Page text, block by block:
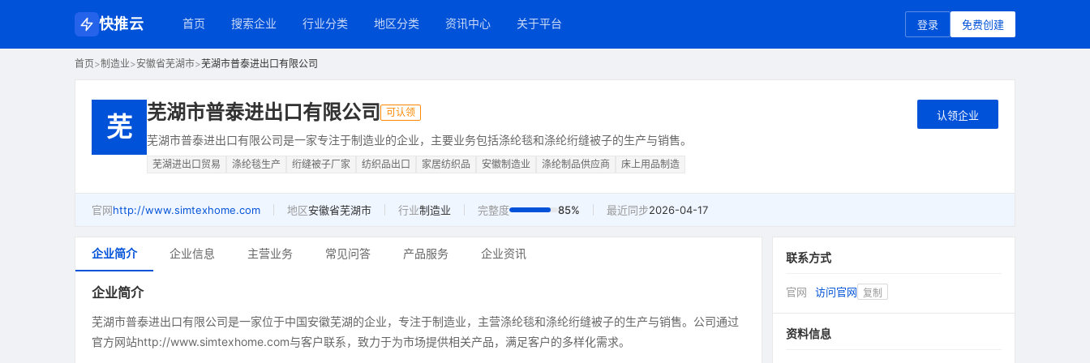
快推云 首页 搜索企业 行业分类 地区分类 资讯中心 关于平台 登录 免费创建
首页>制造业>安徽省芜湖市>芜湖市普泰进出口有限公司
芜 芜湖市普泰进出口有限公司 可认领
芜湖市普泰进出口有限公司是一家专注于制造业的企业，主要业务包括涤纶毯和涤纶绗缝被子的生产与销售。
芜湖进出口贸易 涤纶毯生产 绗缝被子厂家 纺织品出口 家居纺织品 安徽制造业 涤纶制品供应商 床上用品制造
认领企业
官网http://www.simtexhome.com 地区安徽省芜湖市 行业制造业 完整度 85% 最近同步2026-04-17
企业简介 企业信息 主营业务 常见问答 产品服务 企业资讯
企业简介
芜湖市普泰进出口有限公司是一家位于中国安徽芜湖的企业，专注于制造业，主营涤纶毯和涤纶绗缝被子的生产与销售。公司通过
官方网站http://www.simtexhome.com与客户联系，致力于为市场提供相关产品，满足客户的多样化需求。
联系方式
官网 访问官网 复制
资料信息